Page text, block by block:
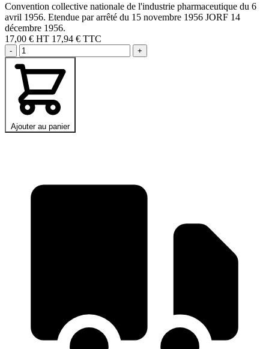
Convention collective nationale de l'industrie pharmaceutique du 6
avril 1956. Etendue par arrêté du 15 novembre 1956 JORF 14
décembre 1956.
17,00 € HT 17,94 € TTC
- +
Ajouter au panier